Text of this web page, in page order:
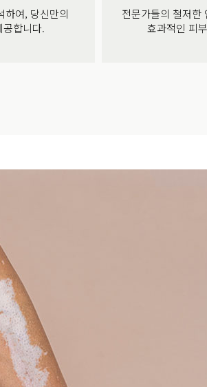
하여, 당신만의
합니다.
전문가들의 철저한
효과적인 피